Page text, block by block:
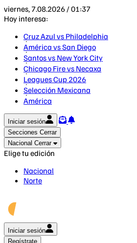
viernes, 7.08.2026 / 01:37
Hoy interesa:
Cruz Azul vs Philadelphia
América vs San Diego
Santos vs New York City
Chicago Fire vs Necaxa
Leagues Cup 2026
Selección Mexicana
América
Iniciar sesión
Secciones Cerrar
Nacional Cerrar
Elige tu edición
Nacional
Norte
Iniciar sesión
Regístrate